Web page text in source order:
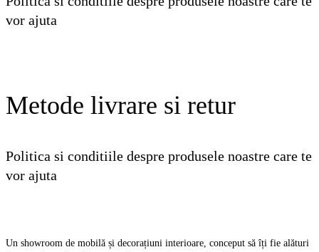
vor ajuta
Metode livrare si retur
Politica si conditiile despre produsele noastre care te
vor ajuta
Un showroom de mobilă și decorațiuni interioare, conceput să îți fie alături